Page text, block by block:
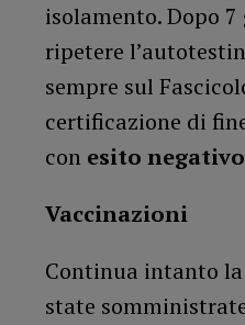
isolamento. Dopo
ripetere
sempre sul
certificazione di
con esito negativo
Vaccinazioni
Continua intanto
state